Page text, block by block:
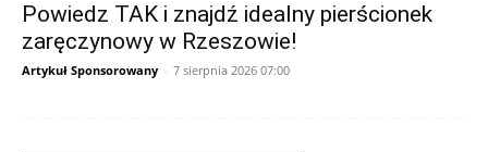
Powiedz TAK i znajdź idealny pierścionek
zaręczynowy w Rzeszowie!
Artykuł Sponsorowany - 7 sierpnia 2026 07:00